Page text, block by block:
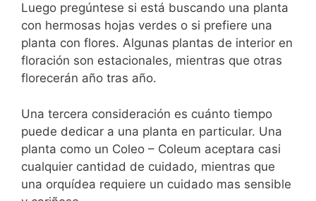
Luego pregúntese si está buscando una planta
con hermosas hojas verdes o si prefiere una
planta con flores. Algunas plantas de interior en
floración son estacionales, mientras que otras
florecerán año tras año.
Una tercera consideración es cuánto tiempo
puede dedicar a una planta en particular. Una
planta como un Coleo – Coleum aceptara casi
cualquier cantidad de cuidado, mientras que
una orquídea requiere un cuidado mas sensible